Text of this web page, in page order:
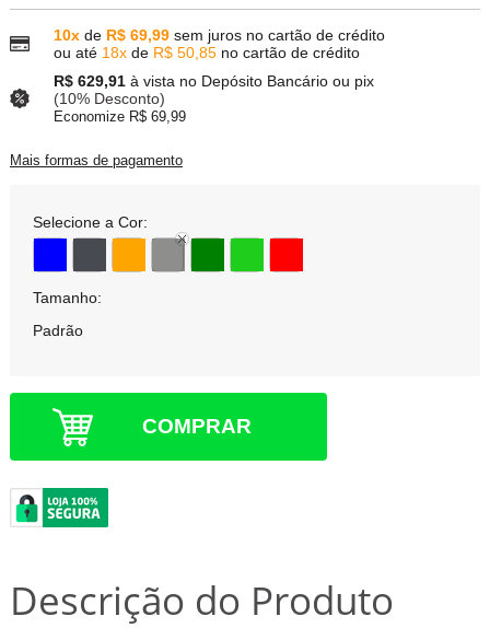
10xde R$ 69,99 sem juros no cartão de crédito
ou até 18xde R$ 50,85no cartão de crédito
R$ 629,91 à vista no Depósito Bancário ou pix
(10% Desconto)
Economize R$ 69,99
Mais formas de pagamento
Selecione a Cor:
Tamanho:
Padrão
COMPRAR
Descrição do Produto